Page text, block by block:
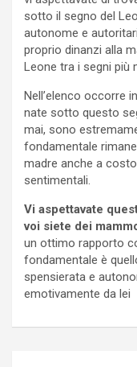
sotto il segno del
autonome e
proprio dinanzi alla
Leone tra i segni più
Nell’elenco occorre
nate sotto questo
mai, sono
fondamentale
madre anche a
sentimentali.
Vi aspettavate
voi siete dei
un ottimo rapporto
fondamentale è
spensierata e
emotivamente da lei